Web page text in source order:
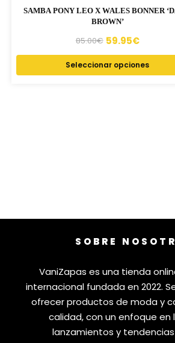
SAMBA PONY LEO X WALES BONNER
BROWN’
85.00€ 59.95€
Seleccionar opciones
SOBRE
VaniZapas es una tienda
internacional fundada en 2022.
ofrecer productos de moda y
calidad, con un enfoque en
lanzamientos y